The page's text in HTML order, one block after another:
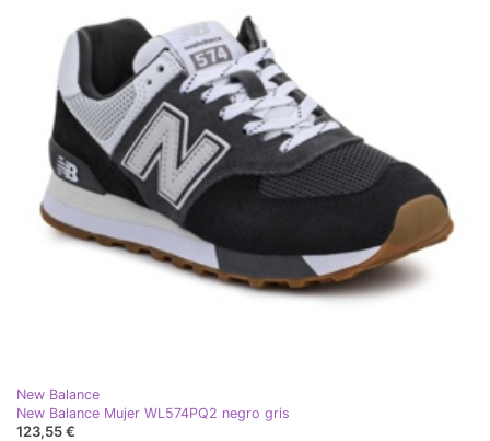
New Balance
New Balance Mujer WL574PQ2 negro gris
123,55 €